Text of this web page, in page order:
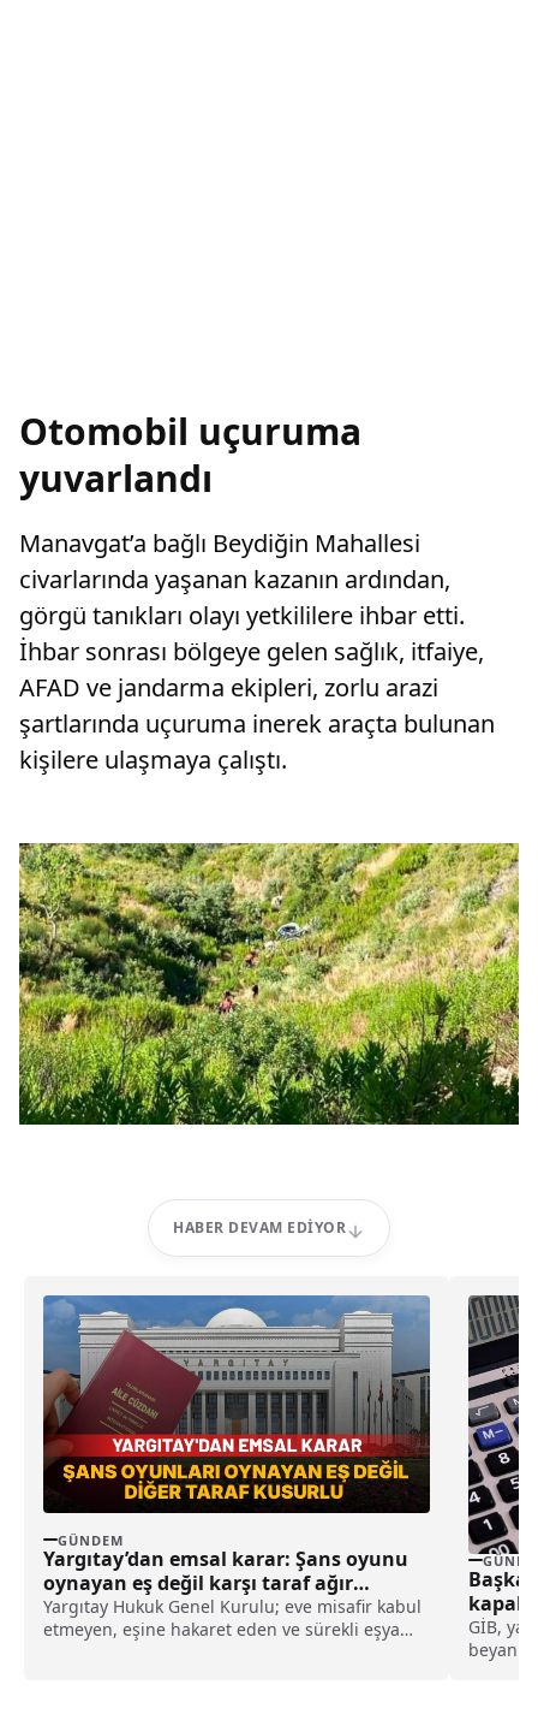
Otomobil uçuruma
yuvarlandı
Manavgat’a bağlı Beydiğin Mahallesi
civarlarında yaşanan kazanın ardından,
görgü tanıkları olayı yetkililere ihbar etti.
İhbar sonrası bölgeye gelen sağlık, itfaiye,
AFAD ve jandarma ekipleri, zorlu arazi
şartlarında uçuruma inerek araçta bulunan
kişilere ulaşmaya çalıştı.
HABER DEVAM EDIYOR
GÜNDEM
Yargıtay’dan emsal karar: Şans oyunu
oynayan eş değil karşı taraf ağır
kusurlu sayıldı
Yargıtay Hukuk Genel Kurulu; eve misafir kabul
etmeyen, eşine hakaret eden ve sürekli eşya
kapalı
GİB,